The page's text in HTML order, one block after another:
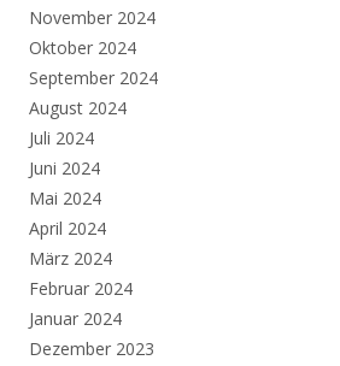
November 2024
Oktober 2024
September 2024
August 2024
Juli 2024
Juni 2024
Mai 2024
April 2024
März 2024
Februar 2024
Januar 2024
Dezember 2023